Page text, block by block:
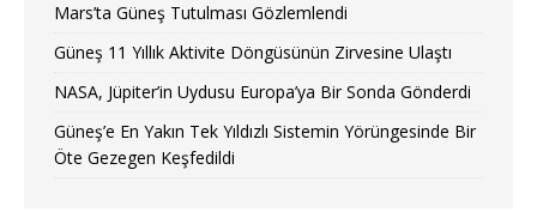
Mars’ta Güneş Tutulması Gözlemlendi
Güneş 11 Yıllık Aktivite Döngüsünün Zirvesine Ulaştı
NASA, Jüpiter’in Uydusu Europa’ya Bir Sonda Gönderdi
Güneş’e En Yakın Tek Yıldızlı Sistemin Yörüngesinde Bir
Öte Gezegen Keşfedildi